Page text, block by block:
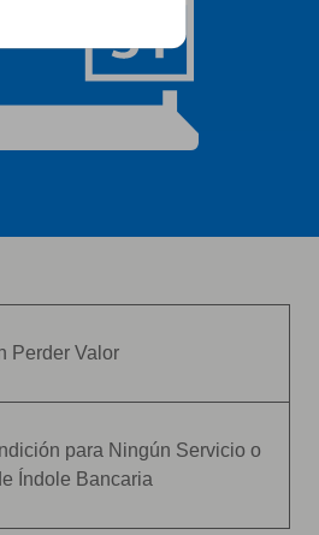
Perder Valor
para Ningún Servicio o
Índole Bancaria